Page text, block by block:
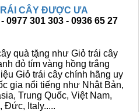
CÂY ĐƯỢC ƯA
0977 301 303 - 0936 65 27
quà tặng như Giỏ trái cây
đỏ tím vàng hồng trắng
Giỏ trái cây chính hãng uy
gia nổi tiếng như Nhật Bản,
Trung Quốc, Việt Nam,
Đức, Italy.....